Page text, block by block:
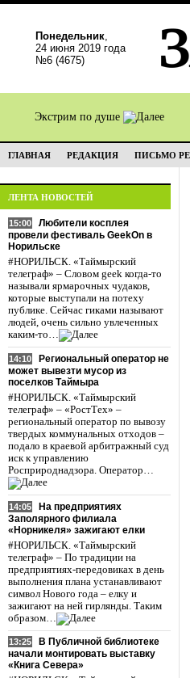
Понедельник,
24 июня 2019 года
№6 (4675)
Экстрим по душе
ГЛАВНАЯ РЕДАКЦИЯ ПИСЬМО
ЛЕНТА НОВОСТЕЙ
15:00
Любители косплея
провели фестиваль GeekOn в
Норильске
#НОРИЛЬСК. «Таймырский
телеграф» – Словом geek когда-то
называли ярмарочных чудаков,
которые выступали на потеху
публике. Сейчас гиками называют
людей, очень сильно увлеченных
каким-то…
14:10
Региональный оператор не
может вывезти мусор из
поселков Таймыра
#НОРИЛЬСК. «Таймырский
телеграф» – «РостТех» –
региональный оператор по вывозу
твердых коммунальных отходов –
подало в краевой арбитражный суд
иск к управлению
Росприроднадзора. Оператор…
14:05
На предприятиях
Заполярного филиала
«Норникеля» зажигают елки
#НОРИЛЬСК. «Таймырский
телеграф» – По традиции на
предприятиях-передовиках в день
выполнения плана устанавливают
символ Нового года – елку и
зажигают на ней гирлянды. Таким
образом…
13:25
В Публичной библиотеке
начали монтировать выставку
«Книга Севера»